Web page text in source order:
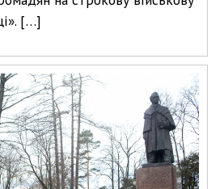
[…]